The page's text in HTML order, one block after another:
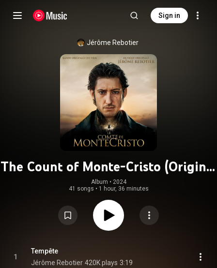
Sign in
Jérôme Rebotier
The Count of Monte-Cristo (Original
Motion Picture Soundtrack)
Album • 2024
41 songs • 1 hour, 36 minutes
1
Tempête
Jérôme Rebotier 420K plays 3:19